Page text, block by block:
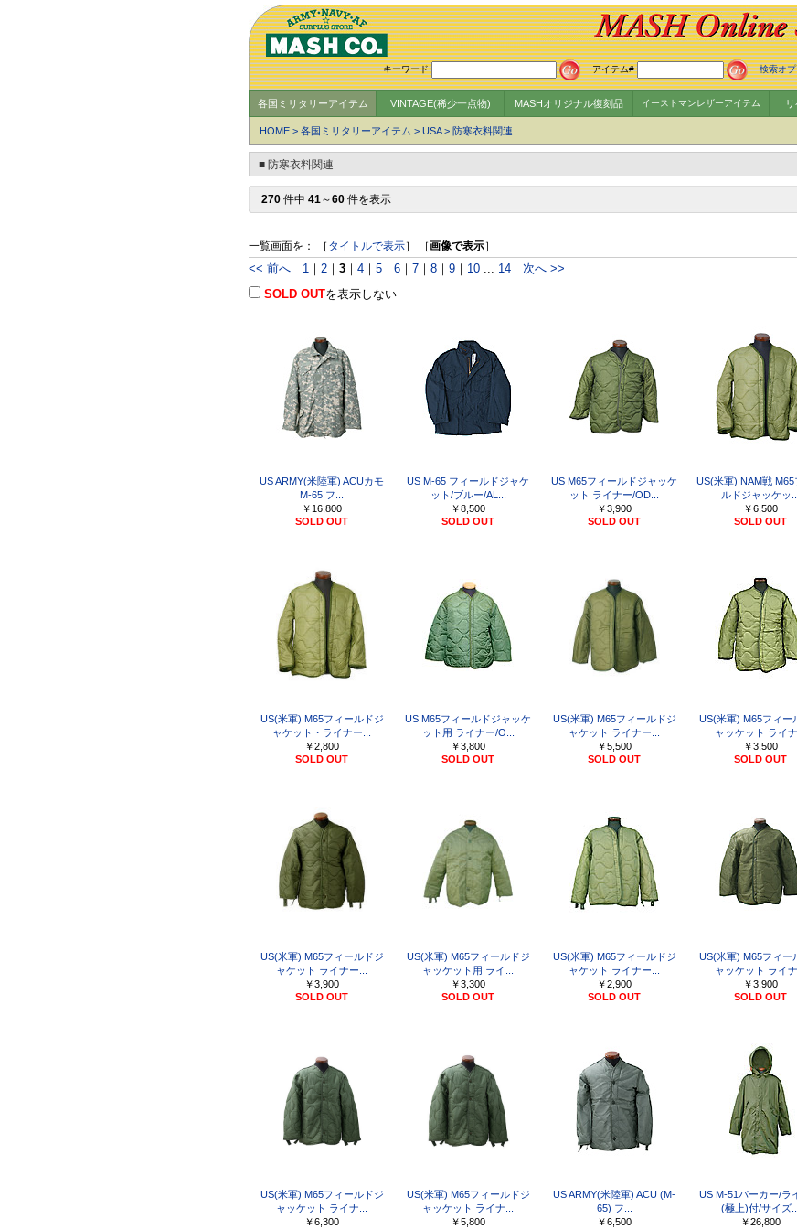
キーワード アイテム# 検索オ
各国ミリタリーアイテム VINTAGE(稀少一点物) MASHオリジナル復刻品 イーストマンレザーアイテム
HOME > 各国ミリタリーアイテム > USA> 防寒衣料関連
■ 防寒衣料関連
270 件中 41～60 件を表示
一覧画面を： ［ タイトルで表示］ ［画像で表示］
<< 前へ 1 ｜ 2 ｜ 3 ｜ 4 ｜ 5 ｜ 6 ｜ 7 ｜ 8 ｜ 9 ｜ 10 ... 14 次へ >>
SOLD OUTを表示しない
US ARMY(米陸軍) ACUカモ
M-65 フ...
￥16,800
SOLD OUT
US M-65 フィールドジャケ
ット/ブルー/AL...
￥8,500
SOLD OUT
US M65フィールドジャッケ
ット ライナー/OD...
￥3,900
SOLD OUT
US(米軍) NAM戦 M65
ルドジャッケッ...
￥6,500
SOLD OUT
US(米軍) M65フィールドジ
ャケット・ライナー...
￥2,800
SOLD OUT
US M65フィールドジャッケ
ット用 ライナー/O...
￥3,800
SOLD OUT
US(米軍) M65フィールドジ
ャケット ライナー...
￥5,500
SOLD OUT
US(米軍) M65フィー
ャッケット ライナ
￥3,500
SOLD OUT
US(米軍) M65フィールドジ
ャケット ライナー...
￥3,900
SOLD OUT
US(米軍) M65フィールドジ
ャッケット用 ライ...
￥3,300
SOLD OUT
US(米軍) M65フィールドジ
ャケット ライナー...
￥2,900
SOLD OUT
US(米軍) M65フィー
ャッケット ライナ
￥3,900
SOLD OUT
US(米軍) M65フィールドジ
ャッケット ライナ...
￥6,300
US(米軍) M65フィールドジ
ャッケット ライナ...
￥5,800
US ARMY(米陸軍) ACU (M-
65) フ...
￥6,500
US M-51パーカー/ラ
(極上)付/サイズ...
￥26,800